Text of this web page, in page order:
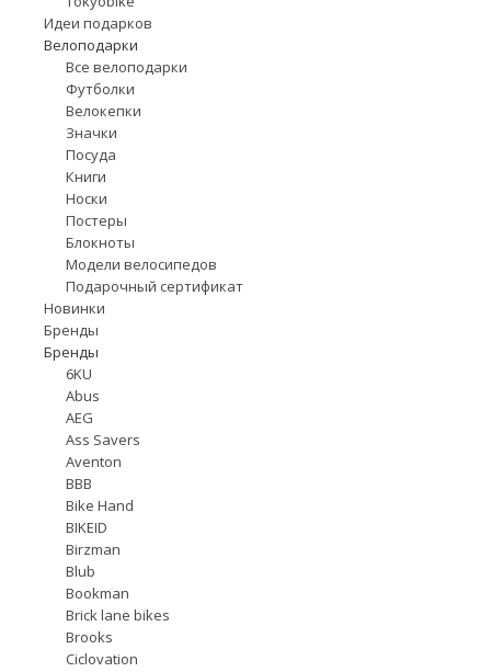
Идеи подарков
Велоподарки
Все велоподарки
Футболки
Велокепки
Значки
Посуда
Книги
Носки
Постеры
Блокноты
Модели велосипедов
Подарочный сертификат
Новинки
Бренды
Бренды
6KU
Abus
AEG
Ass Savers
Aventon
BBB
Bike Hand
BIKEID
Birzman
Blub
Bookman
Brick lane bikes
Brooks
Ciclovation